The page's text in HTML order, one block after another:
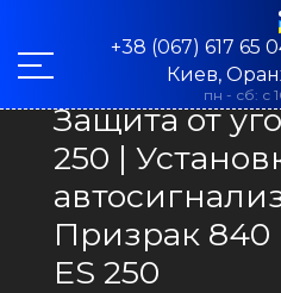
+38 (067) 617 65
Киев,
пн - сб: с
Защита от
250 |
Призрак 840
ES 250